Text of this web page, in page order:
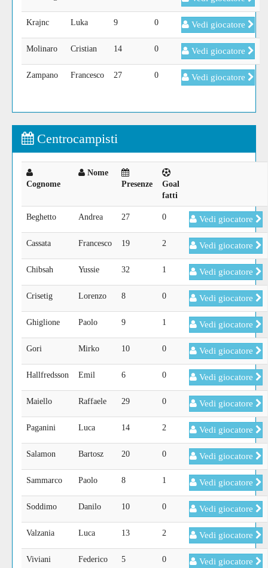
Krajnc Luka 9 0 Vedi giocatore
Molinaro Cristian 14 0 Vedi giocatore
Zampano Francesco 27 0 Vedi giocatore
Centrocampisti
Cognome
Nome
Presenze
Goal
fatti
Beghetto Andrea 27 0 Vedi giocatore
Cassata Francesco 19 2 Vedi giocatore
Chibsah Yussie 32 1 Vedi giocatore
Crisetig Lorenzo 8 0 Vedi giocatore
Ghiglione Paolo 9 1 Vedi giocatore
Gori Mirko 10 0 Vedi giocatore
Hallfredsson Emil 6 0 Vedi giocatore
Maiello Raffaele 29 0 Vedi giocatore
Paganini Luca 14 2 Vedi giocatore
Salamon Bartosz 20 0 Vedi giocatore
Sammarco Paolo 8 1 Vedi giocatore
Soddimo Danilo 10 0 Vedi giocatore
Valzania Luca 13 2 Vedi giocatore
Viviani Federico 5 0 Vedi giocatore